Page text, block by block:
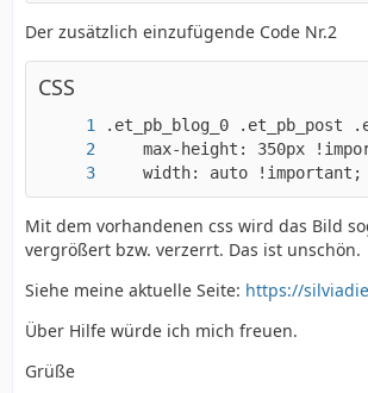
Der zusätzlich einzufügende Code Nr.2
CSS
    width: auto !important;
Mit dem vorhandenen css wird das Bild
vergrößert bzw. verzerrt. Das ist unschön.
Siehe meine aktuelle Seite: https://
Über Hilfe würde ich mich freuen.
Grüße